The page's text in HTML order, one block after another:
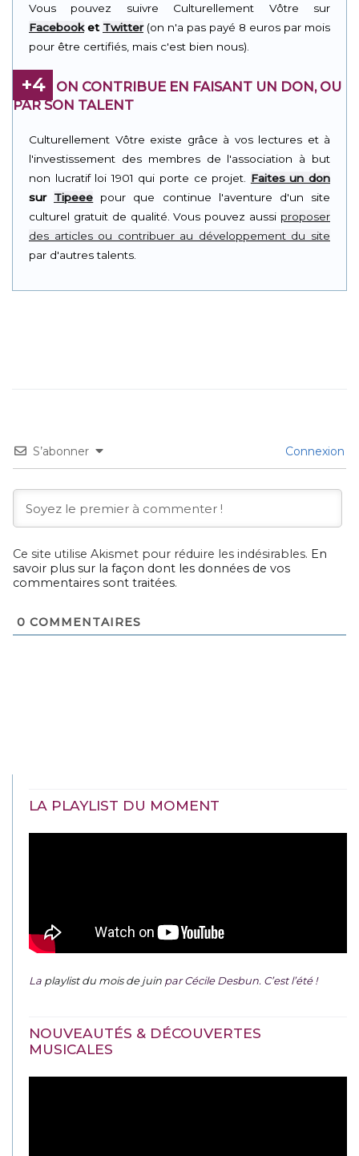
Vous pouvez suivre Culturellement Vôtre sur
Facebooket Twitter(on n'a pas payé 8 euros par mois
pour être certifiés, mais c'est bien nous).
+4
ON CONTRIBUE EN FAISANT UN DON, OU
PAR SON TALENT
Culturellement Vôtre existe grâce à vos lectures et à
l'investissement des membres de l'association à but
non lucratif loi 1901 qui porte ce projet. Faites un don
sur Tipeee pour que continue l'aventure d'un site
culturel gratuit de qualité. Vous pouvez aussi proposer
des articles ou contribuer au développement du site
par d'autres talents.
S’abonner Connexion
Ce site utilise Akismet pour réduire les indésirables. En
savoir plus sur la façon dont les données de vos
commentaires sont traitées.
0 COMMENTAIRES
LA PLAYLIST DU MOMENT
La playlist du mois de juin par Cécile Desbun. C’est l’été !
NOUVEAUTÉS & DÉCOUVERTES
MUSICALES